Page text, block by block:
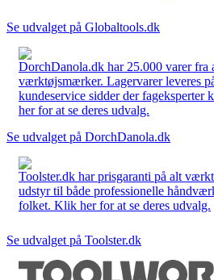
Se udvalget på Globaltools.dk
DorchDanola.dk har 25.000 varer fra
værktøjsmærker. Lagervarer leveres
kundeservice sidder der
her for at se deres udvalg.
Se udvalget på DorchDanola.dk
Toolster.dk har prisgaranti på alt
udstyr til både professionelle
folket. Klik her for at se deres udvalg.
Se udvalget på Toolster.dk